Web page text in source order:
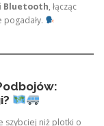
Bluetooth, łącząc
szybciej niż plotki o